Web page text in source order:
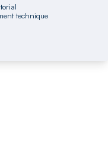
technique